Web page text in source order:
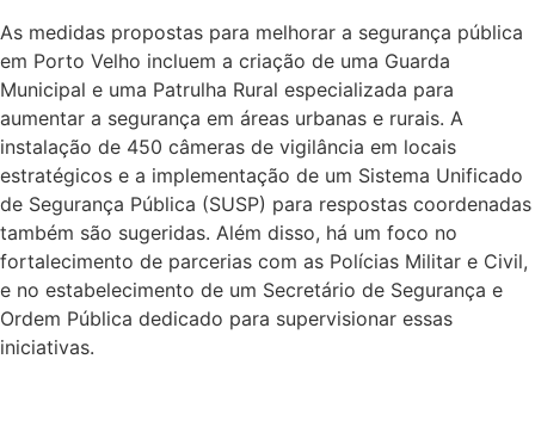
As medidas propostas para melhorar a segurança pública
em Porto Velho incluem a criação de uma Guarda
Municipal e uma Patrulha Rural especializada para
aumentar a segurança em áreas urbanas e rurais. A
instalação de 450 câmeras de vigilância em locais
estratégicos e a implementação de um Sistema Unificado
de Segurança Pública (SUSP) para respostas coordenadas
também são sugeridas. Além disso, há um foco no
fortalecimento de parcerias com as Polícias Militar e Civil,
e no estabelecimento de um Secretário de Segurança e
Ordem Pública dedicado para supervisionar essas
iniciativas.